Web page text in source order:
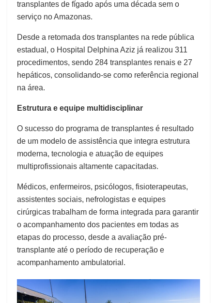
transplantes de fígado após uma década sem o
serviço no Amazonas.
Desde a retomada dos transplantes na rede pública
estadual, o Hospital Delphina Aziz já realizou 311
procedimentos, sendo 284 transplantes renais e 27
hepáticos, consolidando-se como referência regional
na área.
Estrutura e equipe multidisciplinar
O sucesso do programa de transplantes é resultado
de um modelo de assistência que integra estrutura
moderna, tecnologia e atuação de equipes
multiprofissionais altamente capacitadas.
Médicos, enfermeiros, psicólogos, fisioterapeutas,
assistentes sociais, nefrologistas e equipes
cirúrgicas trabalham de forma integrada para garantir
o acompanhamento dos pacientes em todas as
etapas do processo, desde a avaliação pré-
transplante até o período de recuperação e
acompanhamento ambulatorial.